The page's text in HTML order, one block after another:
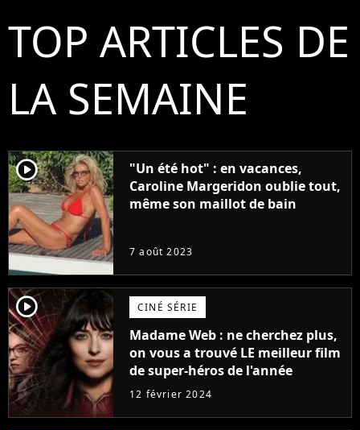
TOP ARTICLES DE
LA SEMAINE
player2
"Un été hot" : en vacances,
Caroline Margeridon oublie tout,
même son maillot de bain
7 août 2023
player2 CINÉ SÉRIE
Madame Web : ne cherchez plus,
on vous a trouvé LE meilleur film
de super-héros de l'année
12 février 2024